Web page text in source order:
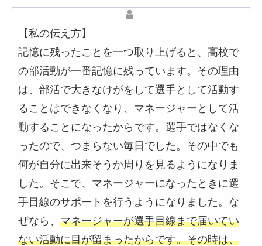
【私の伝え方】
記憶に残ったことを一つ取り上げると、高校で
の部活動が一番記憶に残っています。その理由
は、部活で大きなけがをして選手として活動す
ることはできなくなり、マネージャーとして活
動することになったからです。選手ではなくな
ったので、つまらない毎日でした。その中でも
何が自分に出来そうか周りを見るようになりま
した。そこで、マネージャーになったときに選
手目線のサポートを行うようになりました。な
ぜなら、 マネージャーが選手目線まで届いてい
ない活動に目が留まったからです。その時は、